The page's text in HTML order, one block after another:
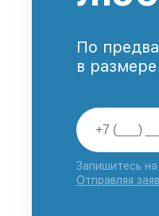
По
в
Запишитесь
Отправляя